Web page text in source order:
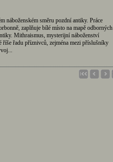
náboženském směru pozdní antiky. Práce
zaplňuje bílé místo na mapě odborných
Mithraismus, mysterijní náboženství
řadu příznivců, zejména mezi příslušníky